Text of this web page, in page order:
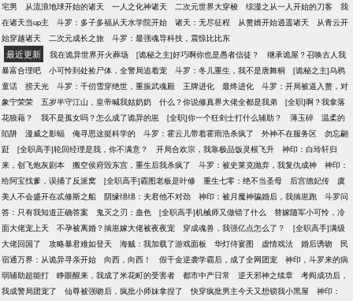
宅男
从流浪地球开始的诸天 一人之化神诸天 二次元世界大穿梭 综漫之从一人开始的刀客
我
在诸天当up主
斗罗：多子多福从天水学院开始 诸天：无尽征程 从赘婿开始逍遥诸天
从青云开
始穿越诸天
二次元成长之旅 斗罗：最强魂导科技，震惊比比东
最近更新 我在诡异世界开火葬场 [诡秘之主]好巧啊你也是愚者信徒？
继承诡屋？召唤古人我
暴富合理吧
小可怜到处捡尸体，全警局追着宠 斗罗：冬儿重生，我不是唐舞桐
[诡秘之主]乌鸦
童话
捞天光 斗罗：千仞雪穿绝世，重振武魂殿 王牌进化 最终进化
斗罗：开局被逼入赘，对
象宁荣荣
五岁半守江山，皇帝喊我姑奶奶 什么？你说修真界大佬全都是我弟
[全职]啊？我拿落
花狼藉？
我不是孤女吗？怎么成了诡异的崽 [全职]你一个狂剑士打什么辅助？ 薄玉碎
温柔的
陷阱
漫威之影蝠 俺寻思这挺科学的 斗罗：霍云儿带着霍雨浩杀疯了 外神不在服务区
勿忘翩
跹
[全职高手]轮回经理是我，你不满意？ 开局合欢宗，我靠极品饭灵根飞升
神印：白玲轩归
来，创飞炮灰剧本
搬空侯府毁东宫，重生后我杀疯了 斗罗：被史莱克抛弃，我复仇成神
神印：
给阿宝找爹，误捅了反派窝
[全职高手]霸图老板是叶修 重生七零：绝不当圣母 后宫德妃传
虞
美人不会盛开在忒修斯之船
阴缘绵绵：夫君他不对劲 神印：被月魔神骗婚后，我揣崽跑
斗罗问
答：只有我知道正确答案
鬼灭之刃：蛊色 [全职高手]机械师又做错了什么
替嫁随军小可怜，冷
面大佬宠上天
不孕被离婚？揣崽嫁大佬被夜夜宠 穿成魂兽，我强亿点怎么了？
[全职高手]满级
大佬回国了
攻略暴君难如登天 海贼：我加载了游戏面板 华灯侍宴图 虚情戏法 婚后诱吻
民
宿通万界：从诡异寻亲开始
向西，向西！ 假千金逆袭学霸后，成了全网团宠
神印，斗罗来的病
弱辅助超能打
睁眼醒来，我成了米花町的受害者 都市中产日常 逆天邪神之续章
考阎成功后，
我成警局团宠了
仙尊被强吻后，疯批小师妹拿捏了 快穿疯批男主今天又想锁我小黑屋
神印：